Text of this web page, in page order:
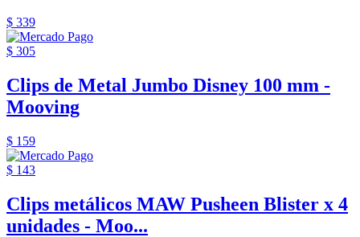
$ 339
$ 305
Clips de Metal Jumbo Disney 100 mm -
Mooving
$ 159
$ 143
Clips metálicos MAW Pusheen Blister x 4
unidades - Moo...